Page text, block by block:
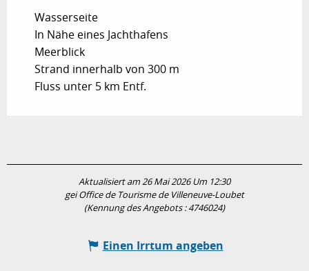
Wasserseite
In Nähe eines Jachthafens
Meerblick
Strand innerhalb von 300 m
Fluss unter 5 km Entf.
Aktualisiert am 26 Mai 2026 Um 12:30
gei Office de Tourisme de Villeneuve-Loubet
(Kennung des Angebots :4746024)
Einen Irrtum angeben